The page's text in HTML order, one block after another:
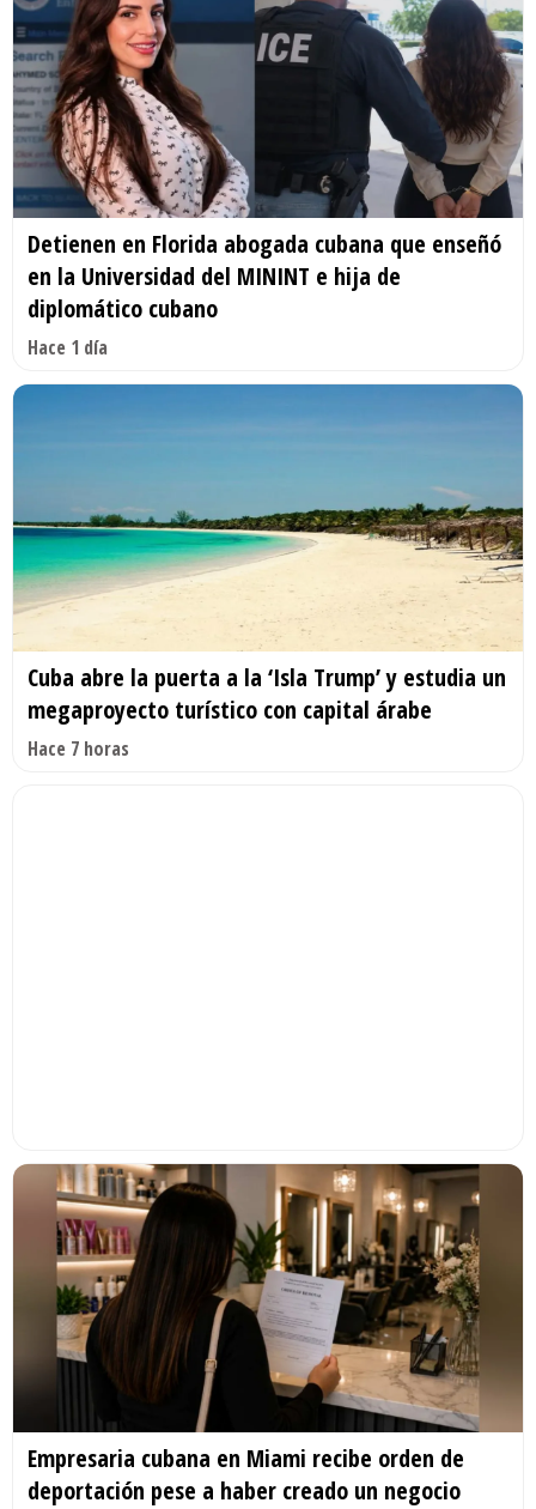
Detienen en Florida abogada cubana que enseñó
en la Universidad del MININT e hija de
diplomático cubano
Hace 1 día
Cuba abre la puerta a la ‘Isla Trump’ y estudia un
megaproyecto turístico con capital árabe
Hace 7 horas
Empresaria cubana en Miami recibe orden de
deportación pese a haber creado un negocio